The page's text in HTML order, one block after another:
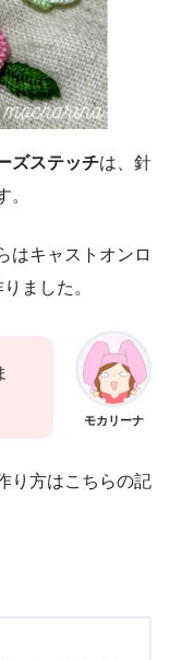
ズステッチは、針
。
はキャストオンロ
ました。
モカリーナ
り方はこちらの記